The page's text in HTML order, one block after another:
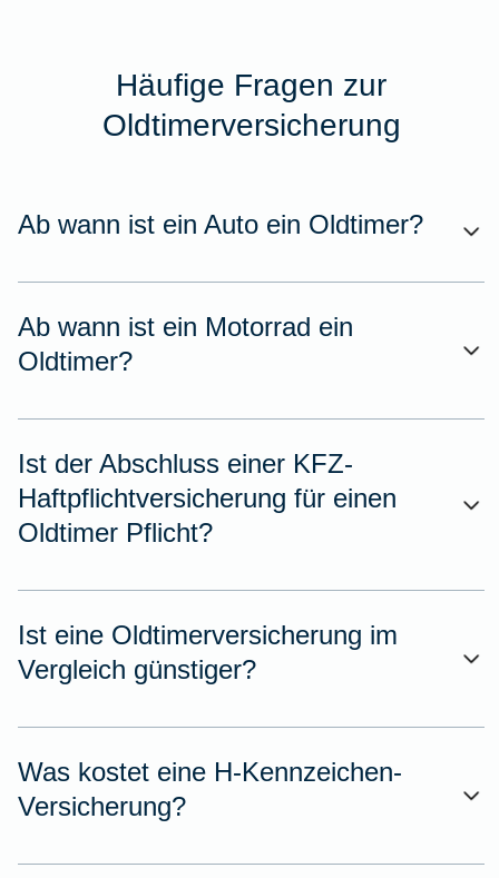
Häufige Fragen zur
Oldtimerversicherung
Ab wann ist ein Auto ein Oldtimer?
Ab wann ist ein Motorrad ein
Oldtimer?
Ist der Abschluss einer KFZ-
Haftpflichtversicherung für einen
Oldtimer Pflicht?
Ist eine Oldtimerversicherung im
Vergleich günstiger?
Was kostet eine H-Kennzeichen-
Versicherung?